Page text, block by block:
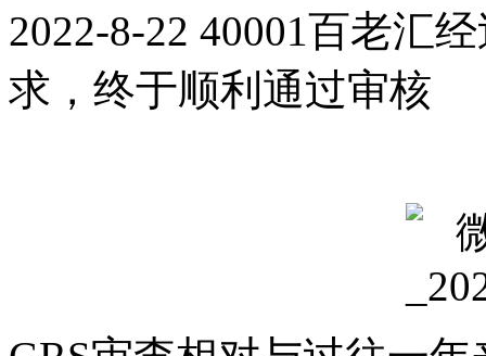
2022-8-22 40001百老汇
求，终于顺利通过审核